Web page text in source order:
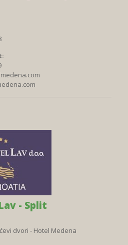
- Split
dvori - Hotel Medena